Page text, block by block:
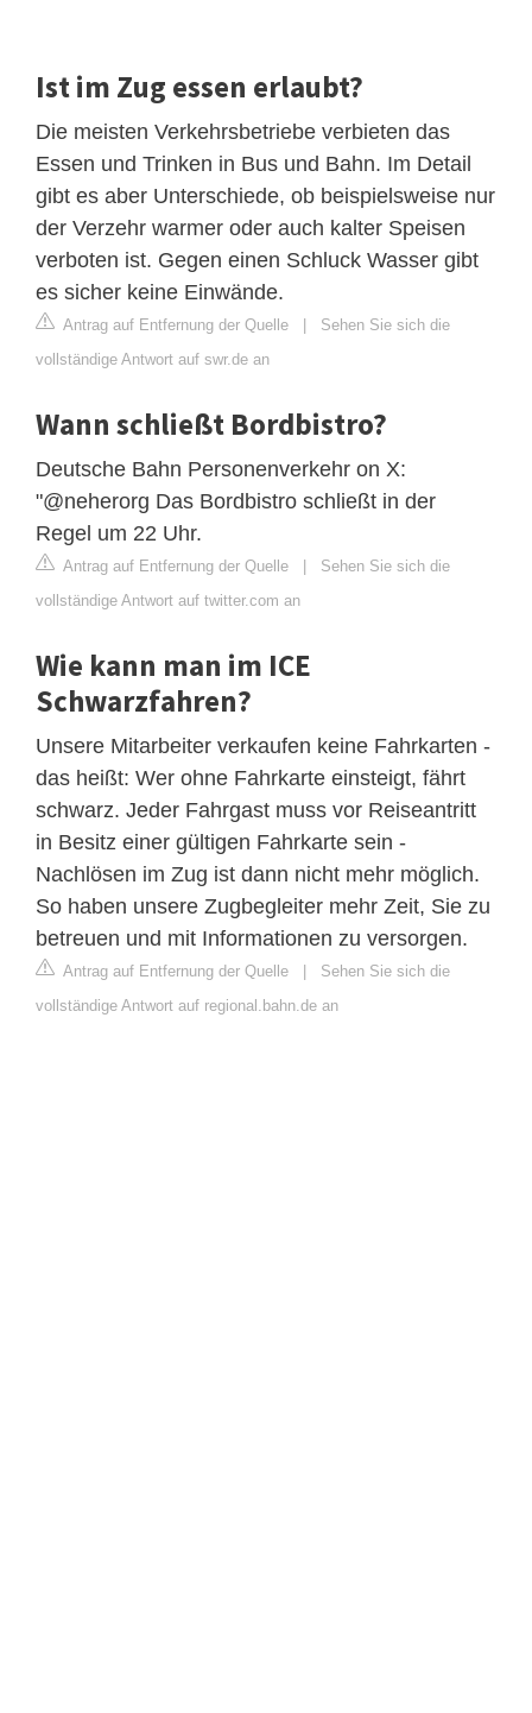
Ist im Zug essen erlaubt?
Die meisten Verkehrsbetriebe verbieten das
Essen und Trinken in Bus und Bahn. Im Detail
gibt es aber Unterschiede, ob beispielsweise nur
der Verzehr warmer oder auch kalter Speisen
verboten ist. Gegen einen Schluck Wasser gibt
es sicher keine Einwände.
Antrag auf Entfernung der Quelle | Sehen Sie sich die
vollständige Antwort auf swr.de an
Wann schließt Bordbistro?
Deutsche Bahn Personenverkehr on X:
"@neherorg Das Bordbistro schließt in der
Regel um 22 Uhr.
Antrag auf Entfernung der Quelle | Sehen Sie sich die
vollständige Antwort auf twitter.com an
Wie kann man im ICE
Schwarzfahren?
Unsere Mitarbeiter verkaufen keine Fahrkarten -
das heißt: Wer ohne Fahrkarte einsteigt, fährt
schwarz. Jeder Fahrgast muss vor Reiseantritt
in Besitz einer gültigen Fahrkarte sein -
Nachlösen im Zug ist dann nicht mehr möglich.
So haben unsere Zugbegleiter mehr Zeit, Sie zu
betreuen und mit Informationen zu versorgen.
Antrag auf Entfernung der Quelle | Sehen Sie sich die
vollständige Antwort auf regional.bahn.de an